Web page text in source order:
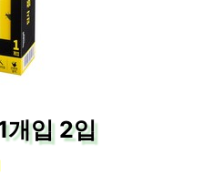
개입 2입